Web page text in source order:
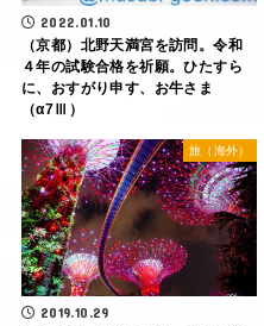
2022.01.10
（京都）北野天満宮を訪問。令和
４年の試験合格を祈願。ひたすら
に、おすがり申す、お牛さま
（α7Ⅲ）
旅（海外）
2019.10.29